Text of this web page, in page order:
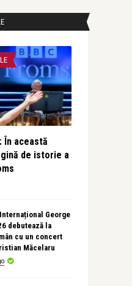
În această
de istorie a
George
debutează la
cu un concert
Măcelaru